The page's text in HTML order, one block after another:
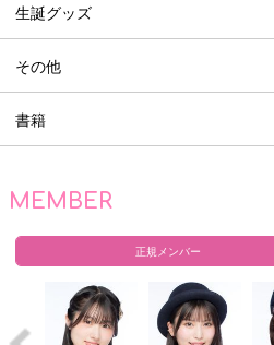
生誕グッズ
その他
書籍
MEMBER
正規メンバー